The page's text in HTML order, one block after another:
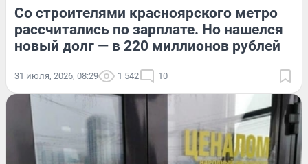
Со строителями красноярского метро
рассчитались по зарплате. Но нашелся
новый долг — в 220 миллионов рублей
31 июля, 2026, 08:29 1 542 10